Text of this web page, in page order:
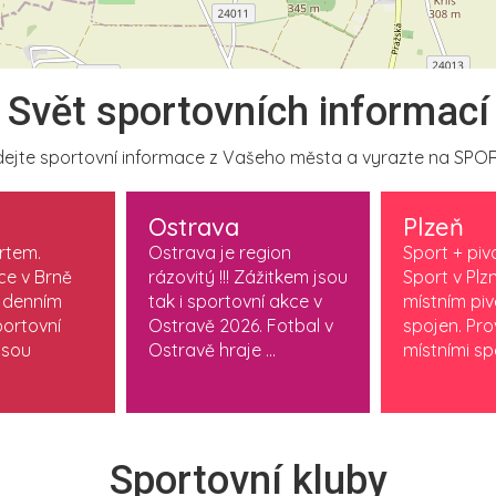
3
Svět sportovních informací
sportovní informace z Vašeho města a vyrazte na
v Brně
Ostrava
Ostrava je region
rázovitý !!! Zážitkem jsou
tak i sportovní akce v
Ostravě 2026. Fotbal v
Ostravě hraje ...
Plzeň
Sport +
Sport v
místním
spojen.
místními
Sportovní kluby